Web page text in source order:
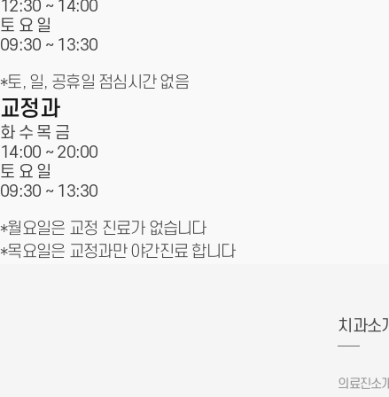
12:30 ~ 14:00
토 요 일
09:30 ~ 13:30
*토, 일, 공휴일 점심시간 없음
교정과
화 수 목 금
14:00 ~20:00
토 요 일
09:30 ~ 13:30
*월요일은 교정 진료가 없습니다
*목요일은 교정과만 야간진료 합니다
치과소
의료진소